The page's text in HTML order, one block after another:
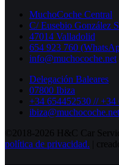
MuchoCoche Central
C/ Eusebio González
47014 Valladolid
654 923 760
info@muchocoche.net
Delegación Baleares
07800 Ibiza
+34 654452530 // +34
ibiza@muchocoche.net
©2018-2026 H&C Car
política de privacidad. |